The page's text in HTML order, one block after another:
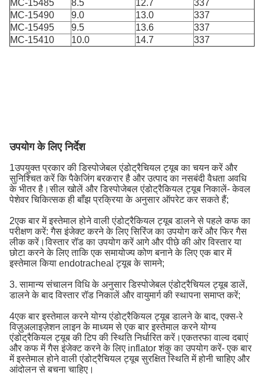
MC-15485 8.5 12.7
337
MC-15490
9.0 13.0
337
MC-15495
9.5 13.6
337
MC-15410
10.0 14.7 337
उपयोग के लिए निर्देश
1उपयुक्त प्रकार की डिस्पोजेबल एंडोट्रैचियल ट्यूब का चयन करें और
सुनिश्चित करें कि पैकेजिंग बरकरार है और उत्पाद का नसबंदी वैधता अवधि
के भीतर है।सील खोलें और डिस्पोजेबल एंडोट्रैकियल ट्यूब निकालें- केवल
पेशेवर चिकित्सक ही बाँझ प्रक्रिया के अनुसार ऑपरेट कर सकते हैं;
2एक बार में इस्तेमाल होने वाली एंडोट्रैकियल ट्यूब डालने से पहले कफ का
परीक्षण करें: गैस इंजेक्ट करने के लिए सिरिंज का उपयोग करें और फिर गैस
लीक करें।विस्तार रॉड का उपयोग करें आगे और पीछे की ओर विस्तार या
छोटा करने के लिए ताकि एक समायोज्य कोण बनाने के लिए एक बार में
इस्तेमाल किया endotracheal ट्यूब के सामने;
3. सामान्य संचालन विधि के अनुसार डिस्पोजेबल एंडोट्रैचियल ट्यूब डालें,
डालने के बाद विस्तार रॉड निकालें और वायुमार्ग की स्थापना समाप्त करें;
4एक बार इस्तेमाल करने योग्य एंडोट्रैकियल ट्यूब डालने के बाद, एक्स-रे
विज़ुअलाइज़ेशन लाइन के माध्यम से एक बार इस्तेमाल करने योग्य
एंडोट्रैकियल ट्यूब की टिप की स्थिति निर्धारित करें।एकतरफा वाल्व दबाएं
और कफ में गैस इंजेक्ट करने के लिए inflator शंकु का उपयोग करें- एक बार
में इस्तेमाल होने वाली एंडोट्रैचियल ट्यूब सुरक्षित स्थिति में होनी चाहिए और
आंदोलन से बचना चाहिए।